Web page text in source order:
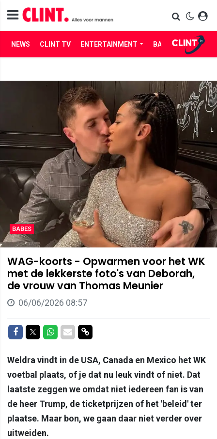
NEWS CLINT TV ENTERTAINMENT BABES LIFE
BABES
WAG-koorts - Opwarmen voor het WK
met de lekkerste foto's van Deborah,
de vrouw van Thomas Meunier
06/06/2026 08:57
Delen op Facebook
Delen op Twitter
Delen op Whatsapp
Delen via Mail
Delen via link
Weldra vindt in de USA, Canada en Mexico het WK
voetbal plaats, of je dat nu leuk vindt of niet. Dat
laatste zeggen we omdat niet iedereen fan is van
de heer Trump, de ticketprijzen of het 'beleid' ter
plaatse. Maar bon, we gaan daar niet verder over
uitweiden.